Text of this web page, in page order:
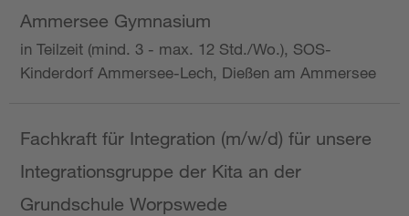
Ammersee Gymnasium
in Teilzeit (mind. 3 - max. 12 Std./Wo.), SOS-
Kinderdorf Ammersee-Lech, Dießen am Ammersee
Fachkraft für Integration (m/w/d) für unsere
Integrationsgruppe der Kita an der
Grundschule Worpswede